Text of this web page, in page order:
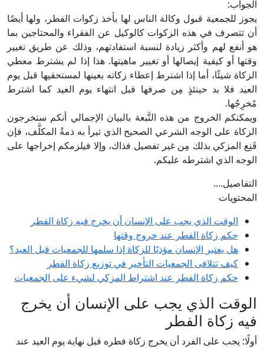
الجواب:
يجوز للجمعية قبول وكالة الناس لها بأخذ زكوات الفطر، ولها أيضًا
أن تتصرف في هذه الزكوات كالوكيل عن الفقراء والمحتاجين بما
هو أنفع لهم وأكثر زيادة لنسبة استفادتهم، وذلك عن طريق تغيير
وقتها أو كيفية إيصالها أو تغيير ماهيتها. هذا إذا لم يشترط معطي
الزكاة شيئًا، أما إذا اشترط إعطاء زكاته بعينها لمستحقيها قبل يوم
العيد فلا بد حينئذٍ مِن صرفها قبل انتهاء يوم العيد كما اشترط
مُخرِجُها.
ويمكنكم الخروج من هذه التَّبعة بالبيان الإجمالي أنكم ستخرجون
الزكاة على الوجه الشرعي الصحيح الذي تبرأ به ذمةُ المكلَّف، فإن
قَنِع المزكي بذلك مِن غير تفصيل فذاك، وإلا فيلزمكم إخراجها على
الوجه الذي اشترطه عليكم.
التفاصيل....
المحتويات
الوقت الذي يجب على الإنسان أن يخرج فيه زكاة الفطر
حكم زكاة الفطر عند خروج وقتها
هل يعتبر الإنسان مؤديًا للزكاة إذا سلمها للجمعيات قبل العيد؟
كيف تتلافى الجمعيات التأخير في توزيع زكاة الفطر
حكم زكاة الفطر عند اشتراط المزكي لشيء على الجمعيات
الوقت الذي يجب على الإنسان أن يخرج
فيه زكاة الفطر
أولًا: يجب على الفرد أن يخرج زكاة فطره قبل نهاية يوم العيد عند